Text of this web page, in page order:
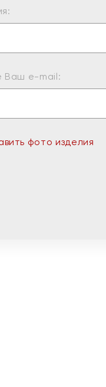
Ваш e-mail:
фото изделия